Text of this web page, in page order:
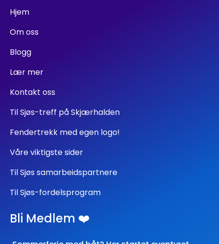
Hjem
Om oss
Blogg
Lær mer
Kontakt oss
Til Sjøs-treff på Skjærhalden
Fendertrekk med egen logo!
Våre viktigste sider
Til Sjøs samarbeidspartnere
Til Sjøs-fordelsprogram
Bli Medlem ❤️